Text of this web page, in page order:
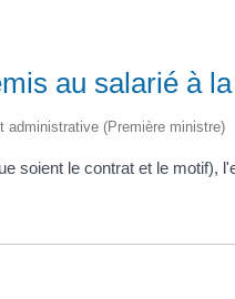
au salarié à
administrative (Première ministre)
soient le contrat et le motif),